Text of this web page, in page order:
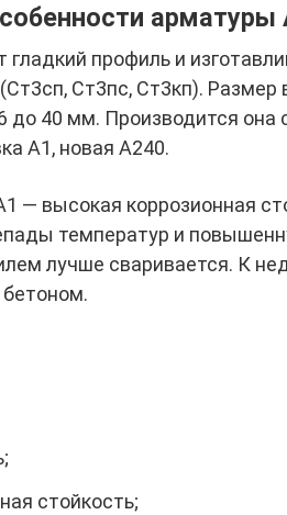
арматуры
профиль и
Ст3пс, Ст3кп).
до 40 мм. Производится она
А1, новая А240.
— высокая коррозионная
температур и
лучше сваривается. К
стойкость;